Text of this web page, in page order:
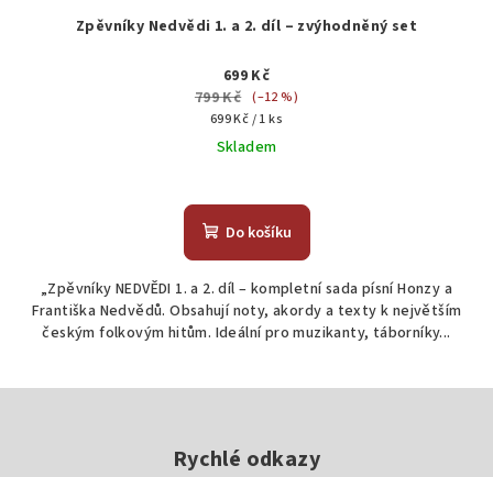
Zpěvníky Nedvědi 1. a 2. díl – zvýhodněný set
699 Kč
799 Kč (–12 %)
Měrná
cena:
699 Kč / 1 ks
Skladem
hodnocení
produktu
z
5
hvězdiček.
Do košíku
„Zpěvníky NEDVĚDI 1. a 2. díl – kompletní sada písní Honzy a
Františka Nedvědů. Obsahují noty, akordy a texty k největším
českým folkovým hitům. Ideální pro muzikanty, táborníky...
Rychlé odkazy